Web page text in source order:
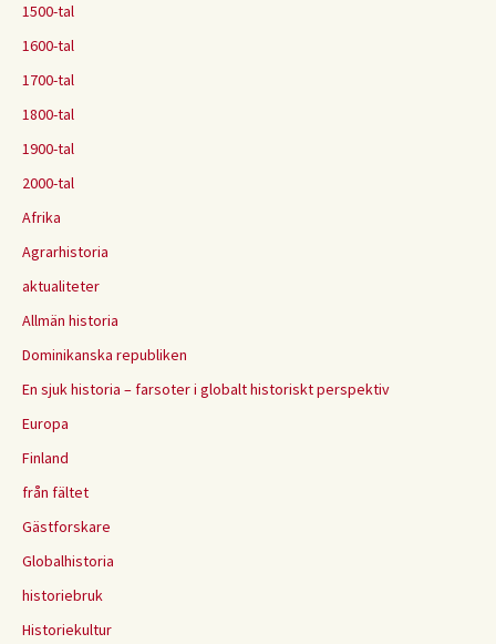
1500-tal
1600-tal
1700-tal
1800-tal
1900-tal
2000-tal
Afrika
Agrarhistoria
aktualiteter
Allmän historia
Dominikanska republiken
En sjuk historia – farsoter i globalt historiskt perspektiv
Europa
Finland
från fältet
Gästforskare
Globalhistoria
historiebruk
Historiekultur